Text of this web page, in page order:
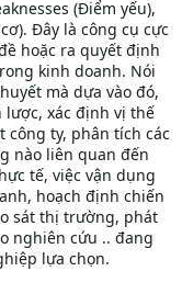
(Điểm yếu),
Đây là công cụ cực
hoặc ra quyết định
kinh doanh. Nói
mà dựa vào đó,
lược, xác định vị thế
ty, phân tích các
nào liên quan đến
tế, việc vận dụng
hoạch định chiến
sát thị trường, phát
nghiên cứu .. đang
lựa chọn.